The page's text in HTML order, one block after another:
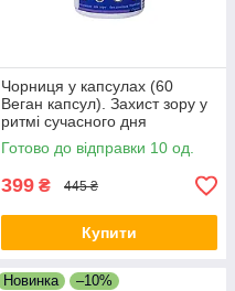
Чорниця у капсулах (60
Веган капсул). Захист зору у
ритмі сучасного дня
Готово до відправки 10 од.
399 ₴ 445 ₴
Купити
Новинка –10%